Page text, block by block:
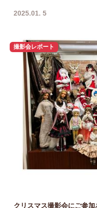
2025.01. 5
撮影会レポート
クリスマス撮影会にご参